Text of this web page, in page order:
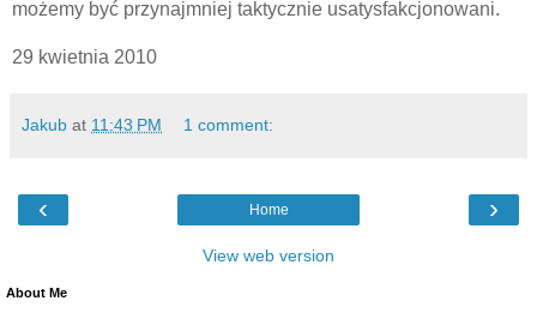
możemy być przynajmniej taktycznie usatysfakcjonowani.
29 kwietnia 2010
Jakub at 11:43 PM 1 comment:
‹ ›
Home
View web version
About Me